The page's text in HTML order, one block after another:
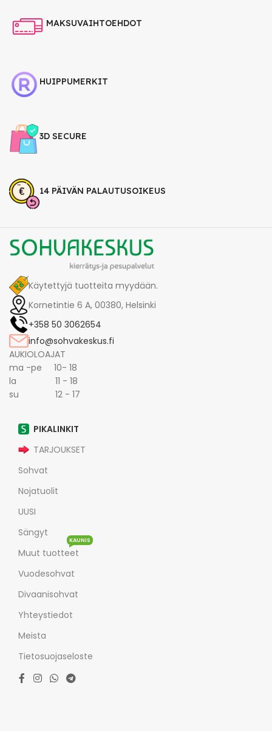
MAKSUVAIHTOEHDOT
HUIPPUMERKIT
3D SECURE
14 PÄIVÄN PALAUTUSOIKEUS
Käytettyjä tuotteita myydään.
Kornetintie 6 A, 00380, Helsinki
+358 50 3062654
info@sohvakeskus.fi
AUKIOLOAJAT
ma -pe 10- 18
la 11 - 18
su 12 - 17
PIKALINKIT
TARJOUKSET
Sohvat
Nojatuolit
UUSI
Sängyt
Muut tuotteet
KAUNIS
Vuodesohvat
Divaanisohvat
Yhteystiedot
Meista
Tietosuojaseloste